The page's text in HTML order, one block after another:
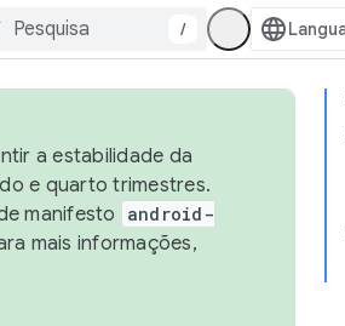
/
a estabilidade da
e quarto trimestres.
manifesto
android-
mais informações,